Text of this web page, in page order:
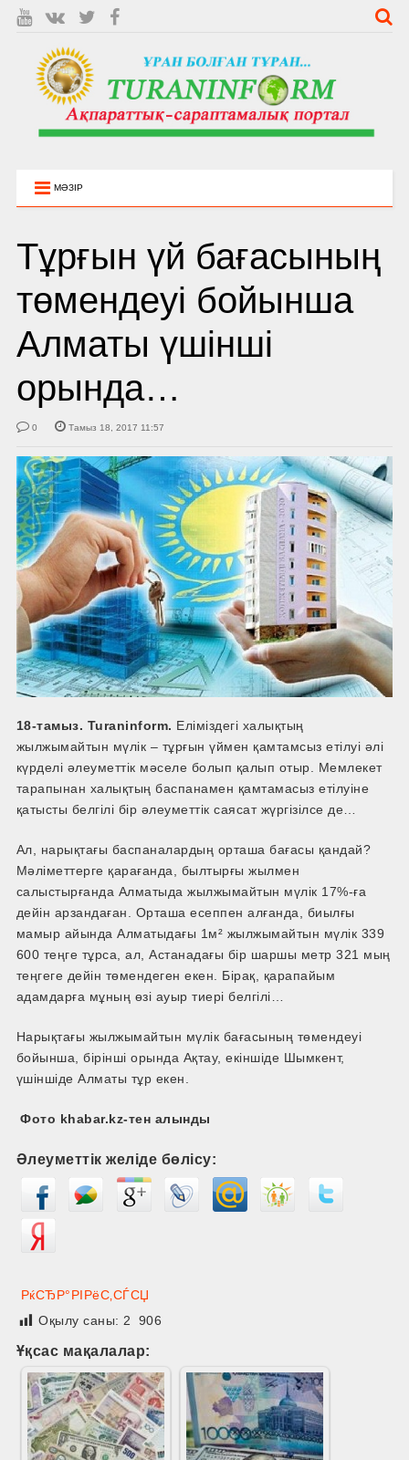
МӘЗІР
Тұрғын үй бағасының
төмендеуі бойынша
Алматы үшінші
орында…
0 Тамыз 18, 2017 11:57
18-тамыз. Turaninform. Еліміздегі халықтың
жылжымайтын мүлік – тұрғын үймен қамтамсыз етілуі әлі
күрделі әлеуметтік мәселе болып қалып отыр. Мемлекет
тарапынан халықтың баспанамен қамтамасыз етілуіне
қатысты белгілі бір әлеуметтік саясат жүргізілсе де…
Ал, нарықтағы баспаналардың орташа бағасы қандай?
Мәліметтерге қарағанда, былтырғы жылмен
салыстырғанда Алматыда жылжымайтын мүлік 17%-ға
дейін арзандаған. Орташа есеппен алғанда, биылғы
мамыр айында Алматыдағы 1м² жылжымайтын мүлік 339
600 теңге тұрса, ал, Астанадағы бір шаршы метр 321 мың
теңгеге дейін төмендеген екен. Бірақ, қарапайым
адамдарға мұның өзі ауыр тиері белгілі…
Нарықтағы жылжымайтын мүлік бағасының төмендеуі
бойынша, бірінші орында Ақтау, екіншіде Шымкент,
үшіншіде Алматы тұр екен.
Фото khabar.kz-тен алынды
Әлеуметтік желіде бөлісу:
РќСЂР°РІРёС‚СЃСЏ
Оқылу саны:2 906
Ұқсас мақалалар: